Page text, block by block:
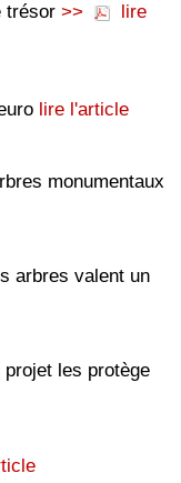
trésor >>
lire
lire l'article
monumentaux
arbres valent un
les protège